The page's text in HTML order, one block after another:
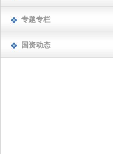
专题专栏
国资动态